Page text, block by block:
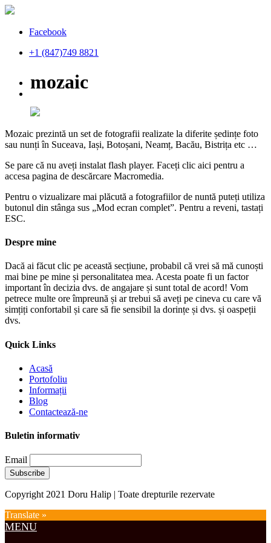
Facebook
+1 (847)749 8821
mozaic
Mozaic prezintă un set de fotografii realizate la diferite ședințe foto
sau nunți în Suceava, Iași, Botoșani, Neamț, Bacău, Bistrița etc …
Se pare că nu aveți instalat flash player. Faceți clic aici pentru a
accesa pagina de descărcare Macromedia.
Pentru o vizualizare mai plăcută a fotografiilor de nuntă puteți utiliza
butonul din stânga sus „Mod ecran complet”. Pentru a reveni, tastați
ESC.
Despre mine
Dacă ai făcut clic pe această secțiune, probabil că vrei să mă cunoști
mai bine pe mine și personalitatea mea. Acesta poate fi un factor
important în decizia dvs. de angajare și sunt total de acord! Vom
petrece multe ore împreună și ar trebui să aveți pe cineva cu care vă
simțiți confortabil și care să fie sensibil la dorințe și dvs. și oaspeții
dvs.
Quick Links
Acasă
Portofoliu
Informații
Blog
Contactează-ne
Buletin informativ
Email
Copyright 2021 Doru Halip | Toate drepturile rezervate
Translate »
MENU